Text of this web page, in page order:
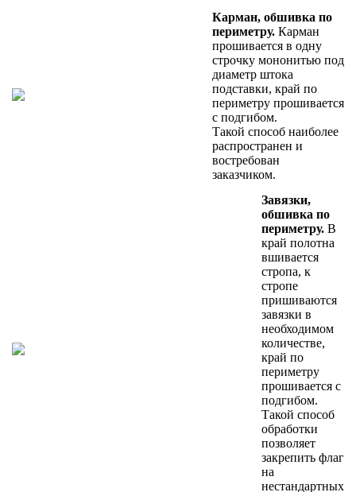
Карман, обшивка по
периметру. Карман
прошивается в одну
строчку мононитью под
диаметр штока
подставки, край по
периметру прошивается
с подгибом.
Такой способ наиболее
распространен и
востребован
заказчиком.
Завязки,
обшивка по
периметру. В
край полотна
вшивается
стропа, к
стропе
пришиваются
завязки в
необходимом
количестве,
край по
периметру
прошивается с
подгибом.
Такой способ
обработки
позволяет
закрепить флаг
на
нестандартных